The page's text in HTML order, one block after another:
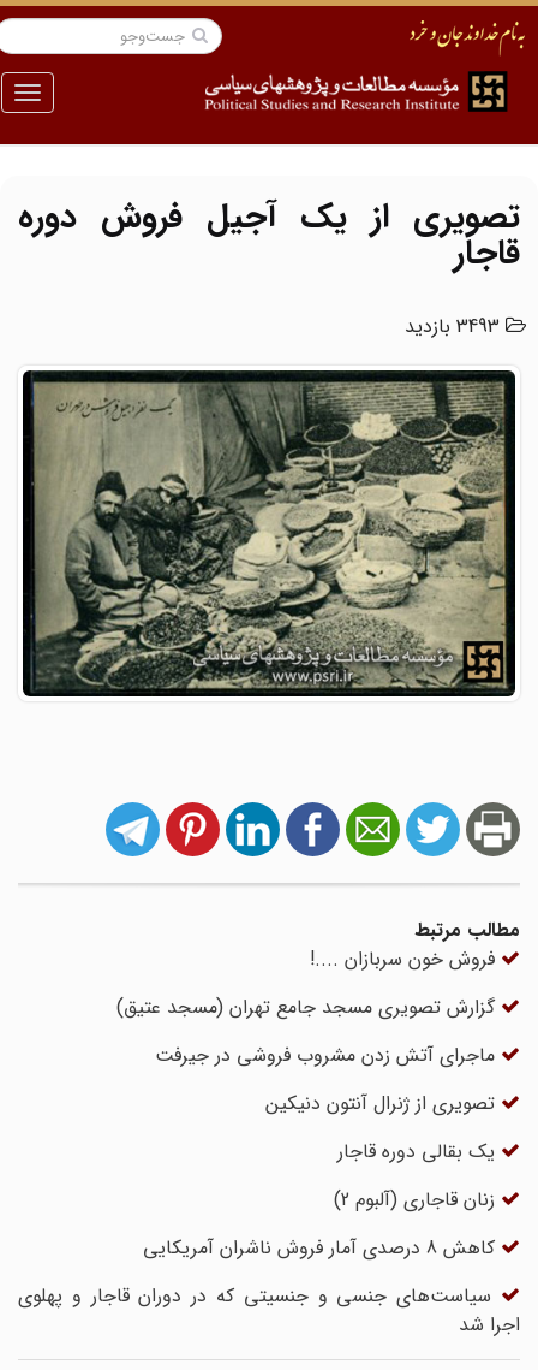
منو
تصویری از یک آجیل فروش دوره
قاجار
3493 بازدید
مطالب مرتبط
فروش خون سربازان ....!
گزارش تصویری مسجد جامع تهران (مسجد عتیق)
ماجرای آتش زدن مشروب فروشی در جیرفت
تصویری از ژنرال آنتون دنیکین
یک بقالی دوره قاجار
زنان قاجاری (آلبوم 2)
کاهش 8 درصدی آمار فروش ناشران آمریکایی
سیاست‌های جنسی و جنسیتی که در دوران قاجار و پهلوی
اجرا شد